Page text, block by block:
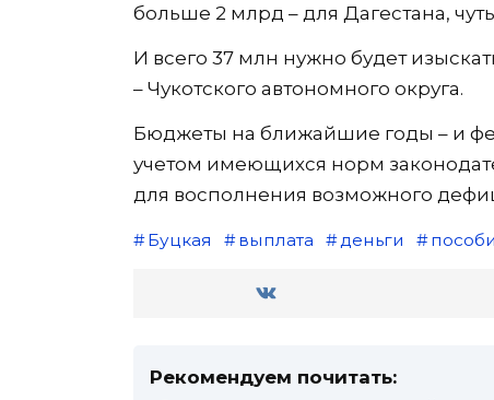
больше 2 млрд – для Дагестана,
И всего 37 млн нужно будет
– Чукотского автономного округа.
Бюджеты на ближайшие годы – и
учетом имеющихся норм
для восполнения возможного
Буцкая выплата деньги
Рекомендуем почитать: